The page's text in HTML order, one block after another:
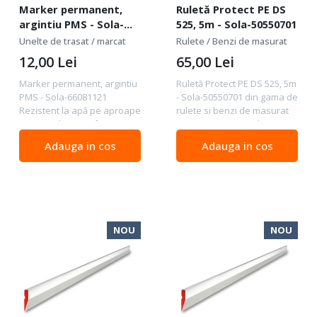
Marker permanent,
argintiu PMS - Sola-
66081121
Unelte de trasat / marcat
Marker permanent, argintiu
PMS - Sola-66081121
Rezistent la apă pe aproape
orice tip de suprafata
rapidă Markerul nu se
rotește în timp ce
12,00 Lei
Adauga in cos
Ruletă Protect PE DS
525, 5m - Sola-50550701
Rulete / Benzi de masurat
Ruletă Protect PE DS 525, 5m
- Sola-50550701 din gama de
rulete si benzi de masurat
Caracteristici PE Ruleta
tehnologia inovatoare cu
ușurința maximă în utilizare.
65,00 Lei
Adauga in cos
NOU NOU